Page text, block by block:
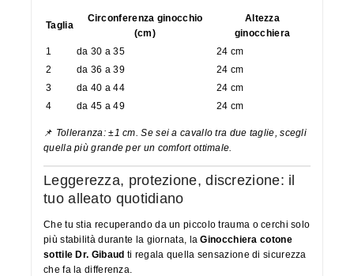
Taglia
Circonferenza ginocchio
(cm)
Altezza
ginocchiera
1
da 30 a 35
24 cm
2
da 36 a 39
24 cm
3
da 40 a 44
24 cm
4
da 45 a 49 24 cm
📌 Tolleranza: ±1 cm. Se sei a cavallo tra due taglie, scegli
quella più grande per un comfort ottimale.
Leggerezza, protezione, discrezione: il
tuo alleato quotidiano
Che tu stia recuperando da un piccolo trauma o cerchi solo
più stabilità durante la giornata, laGinocchiera cotone
sottile Dr. Gibaud ti regala quella sensazione di sicurezza
che fa la differenza.